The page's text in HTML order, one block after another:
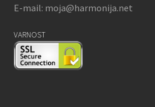
E-mail: moja@harmonija.net
VARNOST